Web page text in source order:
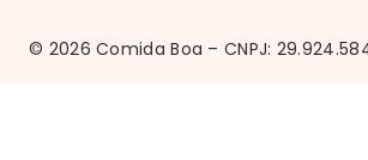
© 2026 Comida Boa – CNPJ: